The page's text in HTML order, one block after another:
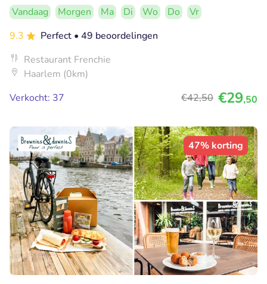
Vandaag Morgen Ma Di Wo Do
Vr
9.3
Perfect • 49 beoordelingen
Restaurant Frenchie
Haarlem (0km)
Verkocht: 37
€42,50 €29,50
47% korting